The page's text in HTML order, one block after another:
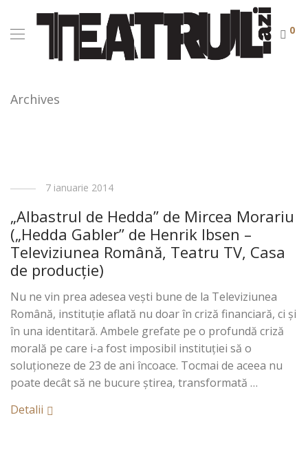
0
Archives
7 ianuarie 2014
„Albastrul de Hedda” de Mircea Morariu
(„Hedda Gabler” de Henrik Ibsen –
Televiziunea Română, Teatru TV, Casa
de producţie)
Nu ne vin prea adesea veşti bune de la Televiziunea
Română, instituţie aflată nu doar în criză financiară, ci şi
în una identitară. Ambele grefate pe o profundă criză
morală pe care i-a fost imposibil instituţiei să o
soluţioneze de 23 de ani încoace. Tocmai de aceea nu
poate decât să ne bucure ştirea, transformată …
Detalii